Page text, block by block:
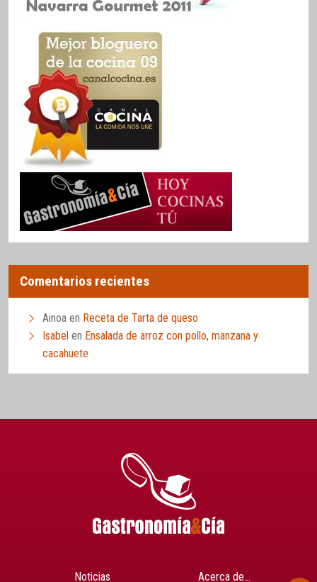
Comentarios recientes
Ainoa en Receta de Tarta de queso
Isabel en Ensalada de arroz con pollo, manzana y
cacahuete
Noticias Acerca de…